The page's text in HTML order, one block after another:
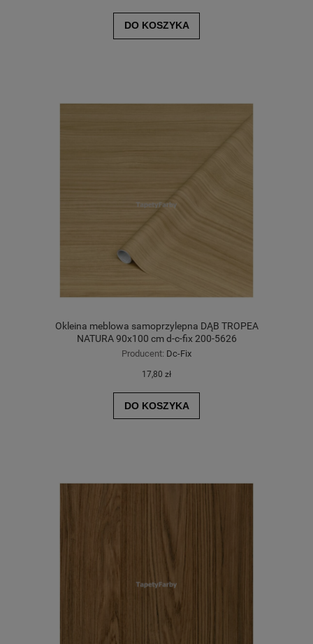
DO KOSZYKA
Okleina meblowa samoprzylepna DĄB TROPEA
NATURA 90x100 cm d-c-fix 200-5626
Producent: Dc-Fix
17,80 zł
DO KOSZYKA